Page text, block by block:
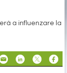
a influenzare la